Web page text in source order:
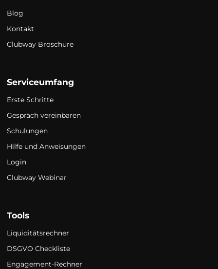
Blog
Kontakt
Clubway Broschüre
Serviceumfang
Erste Schritte
Gespräch vereinbaren
Schulungen
Hilfe und Anweisungen
Login
Clubway Webinar
Tools
Liquiditätsrechner
DSGVO Checkliste
Engagement-Rechner